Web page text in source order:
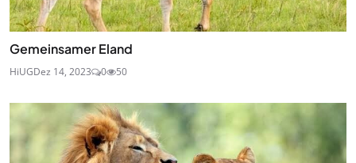
Gemeinsamer Eland
HiUGDez 14, 2023 0 50